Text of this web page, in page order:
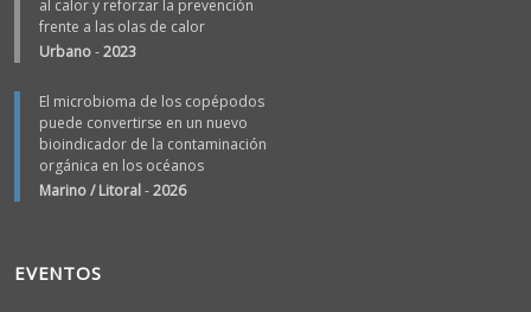
al calor y reforzar la prevención
frente a las olas de calor
Urbano-2023
El microbioma de los copépodos
puede convertirse en un nuevo
bioindicador de la contaminación
orgánica en los océanos
Marino / Litoral-2026
EVENTOS